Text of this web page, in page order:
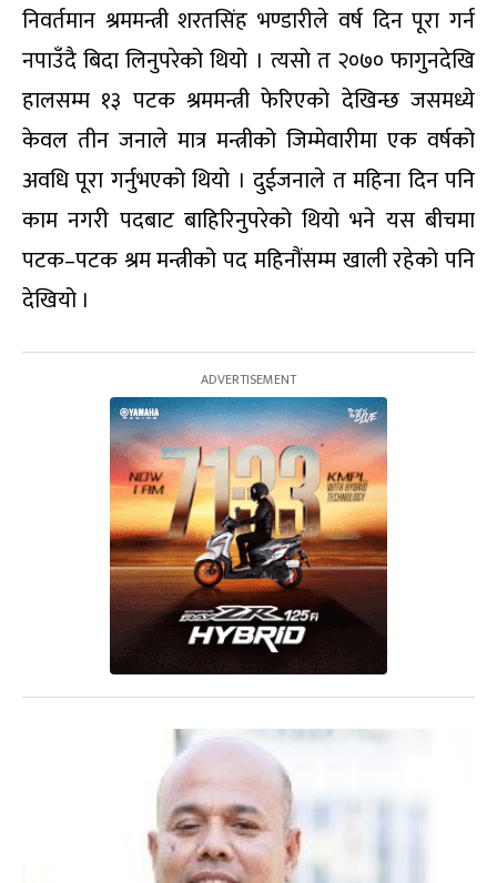
निवर्तमान श्रममन्त्री शरतसिंह भण्डारीले वर्ष दिन पूरा गर्न
नपाउँदै बिदा लिनुपरेको थियो । त्यसो त २०७० फागुनदेखि
हालसम्म १३ पटक श्रममन्त्री फेरिएको देखिन्छ जसमध्ये
केवल तीन जनाले मात्र मन्त्रीको जिम्मेवारीमा एक वर्षको
अवधि पूरा गर्नुभएको थियो । दुईजनाले त महिना दिन पनि
काम नगरी पदबाट बाहिरिनुपरेको थियो भने यस बीचमा
पटक–पटक श्रम मन्त्रीको पद महिनौंसम्म खाली रहेको पनि
देखियो ।